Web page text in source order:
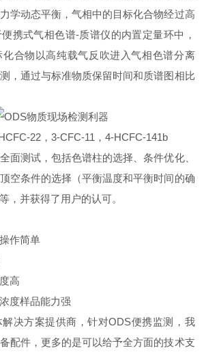
学动态平衡，气相中的目标化合物经过高
携式气相色谱-质谱仪的内置定量环中，
合物以高纯载气反吹进入气相色谱分离
，通过与标准物质保留时间和质谱图相比
22，3-CFC-11，4-HCFC-141b
面测试，包括色谱柱的选择、条件优化、
空条件的选择（平衡温度和平衡时间的确
，并获得了用户的认可。
作简单
高
度样品能力强
决方案提供商，针对ODS便携监测，我
配件，更多的是可以给予全方面的技术支